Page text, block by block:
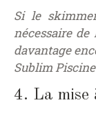
Si le
nécessaire de
davantage
Sublim
4. La mise